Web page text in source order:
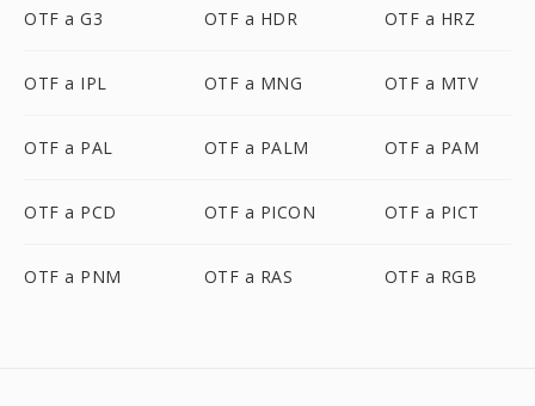
OTF a G3 OTF a HDR OTF a HRZ
OTF a IPL OTF a MNG OTF a MTV
OTF a PAL OTF a PALM OTF a PAM
OTF a PCD OTF a PICON OTF a PICT
OTF a PNM OTF a RAS OTF a RGB